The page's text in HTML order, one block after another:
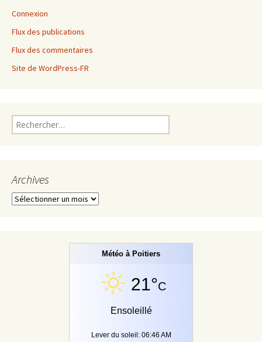
Connexion
Flux des publications
Flux des commentaires
Site de WordPress-FR
Rechercher :
Archives
Archives
Météo à Poitiers
21°C
Ensoleillé
Lever du soleil: 06:46 AM